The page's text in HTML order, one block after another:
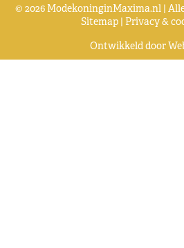
© 2026 ModekoninginMaxima.nl |
Sitemap | Privacy &
Ontwikkeld door